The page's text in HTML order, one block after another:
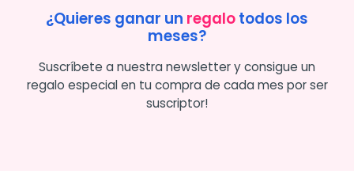
¿Quieres ganar un regalotodos los
meses?
Suscríbete a nuestra newsletter y consigue un
regalo especial en tu compra de cada mes por ser
suscriptor!